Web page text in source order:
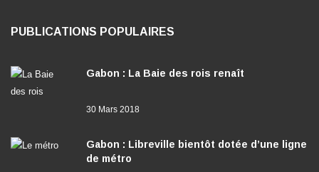
PUBLICATIONS POPULAIRES
Gabon : La Baie des rois renaît
30 Mars 2018
Gabon : Libreville bientôt dotée d’une ligne
de métro